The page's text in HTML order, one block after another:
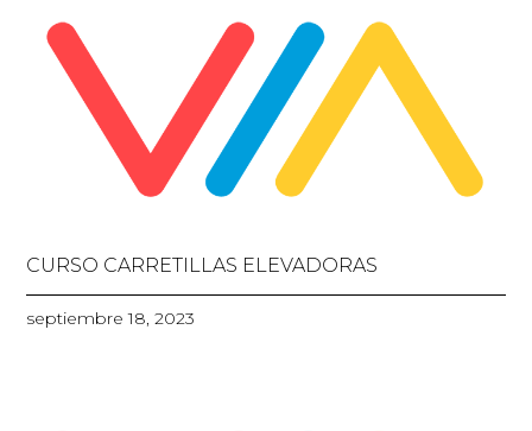
CURSO CARRETILLAS ELEVADORAS
septiembre 18, 2023